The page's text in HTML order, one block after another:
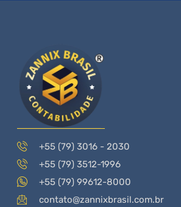
+55 (79) 3016 - 2030
+55 (79) 3512-1996
+55 (79) 99612-8000
contato@zannixbrasil.com.br